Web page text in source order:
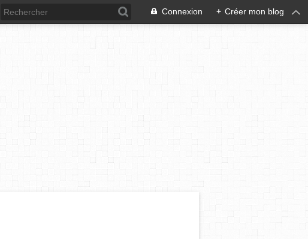
Connexion + Créer mon blog